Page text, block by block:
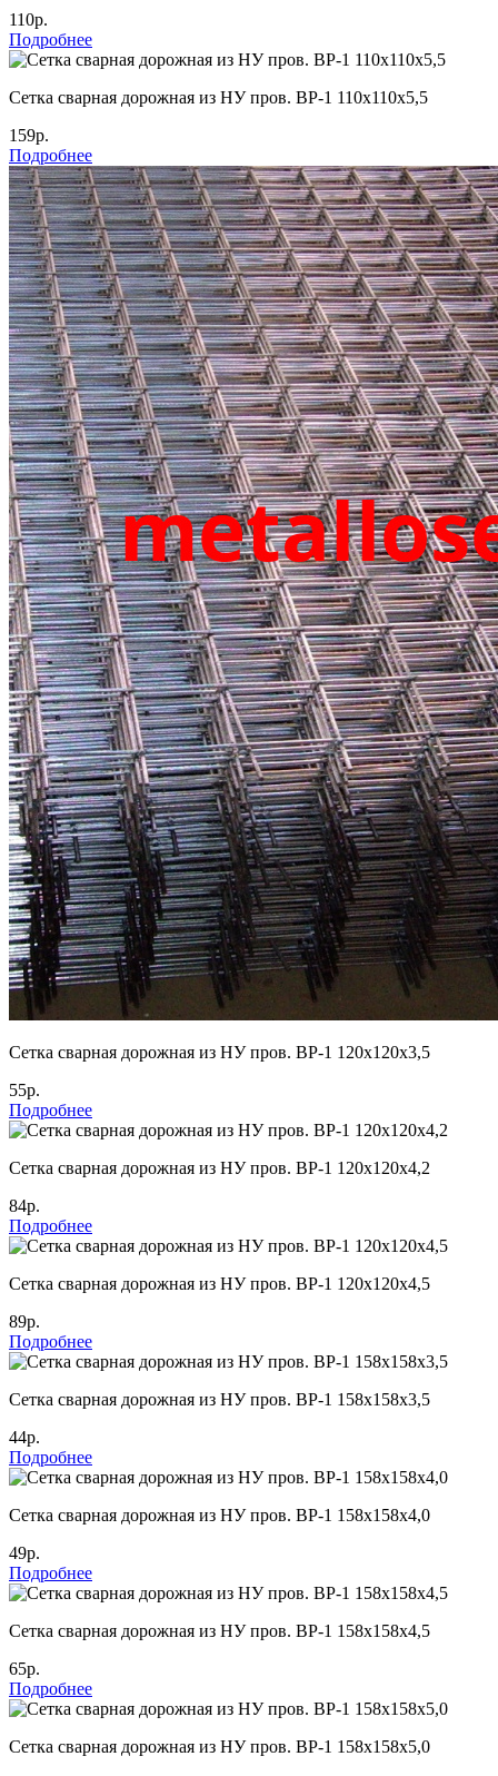
110р.
Подробнее
Cетка сварная дорожная из НУ пров. ВР-1 110х110х5,5
159р.
Подробнее
Cетка сварная дорожная из НУ пров. ВР-1 120х120х3,5
55р.
Подробнее
Cетка сварная дорожная из НУ пров. ВР-1 120х120х4,2
84р.
Подробнее
Cетка сварная дорожная из НУ пров. ВР-1 120х120х4,5
89р.
Подробнее
Cетка сварная дорожная из НУ пров. ВР-1 158х158х3,5
44р.
Подробнее
Cетка сварная дорожная из НУ пров. ВР-1 158х158х4,0
49р.
Подробнее
Cетка сварная дорожная из НУ пров. ВР-1 158х158х4,5
65р.
Подробнее
Cетка сварная дорожная из НУ пров. ВР-1 158х158х5,0